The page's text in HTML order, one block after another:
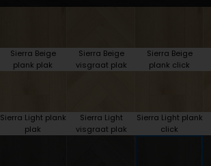
Sierra Beige
plank plak
Sierra Beige
visgraat plak
Sierra Beige
plank click
Sierra Light plank
plak
Sierra Light
visgraat plak
Sierra Light plank
click